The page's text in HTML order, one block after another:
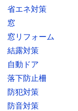
省エネ対策
窓
窓リフォーム
結露対策
自動ドア
落下防止柵
防犯対策
防音対策